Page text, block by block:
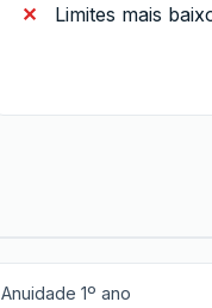
Limites mais
Anuidade 1º ano